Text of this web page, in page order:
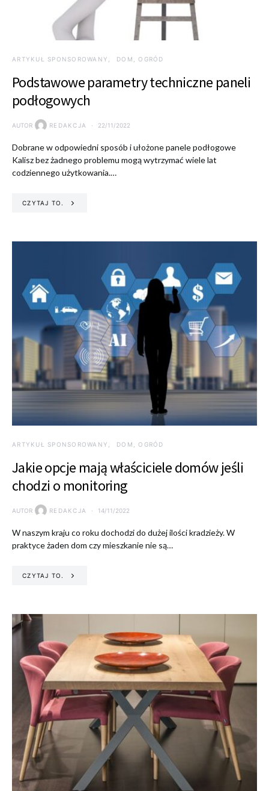
ARTYKUŁ SPONSOROWANY DOM, OGRÓD
Podstawowe parametry techniczne paneli
podłogowych
AUTOR REDAKCJA 22/11/2022
Dobrane w odpowiedni sposób i ułożone panele podłogowe
Kalisz bez żadnego problemu mogą wytrzymać wiele lat
codziennego użytkowania.…
CZYTAJ TO.
ARTYKUŁ SPONSOROWANY DOM, OGRÓD
Jakie opcje mają właściciele domów jeśli
chodzi o monitoring
AUTOR REDAKCJA 14/11/2022
W naszym kraju co roku dochodzi do dużej ilości kradzieży. W
praktyce żaden dom czy mieszkanie nie są…
CZYTAJ TO.